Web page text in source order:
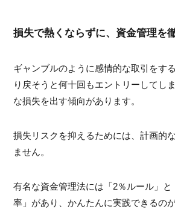
損失で熱くならずに、資金管理を
ギャンブルのように感情的な取引をす
り戻そうと何十回もエントリーしてし
な損失を出す傾向があります。
損失リスクを抑えるためには、計画的
ません。
有名な資金管理法には「2％ルール」
率」があり、かんたんに実践できるの